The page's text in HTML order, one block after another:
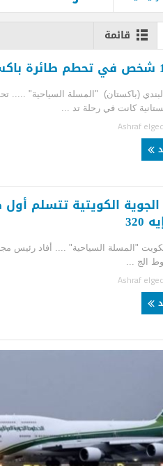
"المسلة السياحية" ..... تحطمت طائرة
في رحلة تد ...
تتسلم أول طائرة
.... أفاد رئيس مجلس إدارة